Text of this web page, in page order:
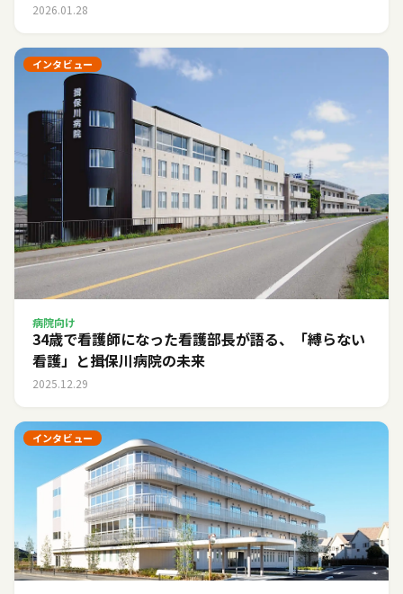
2026.01.28
インタビュー
病院向け
34歳で看護師になった看護部長が語る、「縛らない
看護」と揖保川病院の未来
2025.12.29
インタビュー